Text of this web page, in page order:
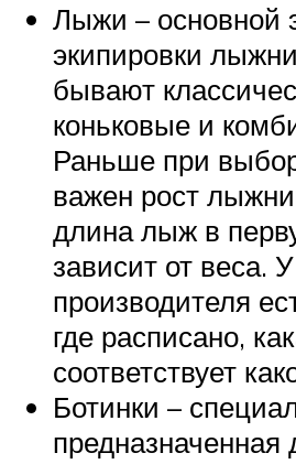
Лыжи – основной
экипировки
бывают
коньковые и
Раньше при
важен рост
длина лыж в
зависит от веса.
производителя
где расписано,
соответствует
Ботинки –
предназначенная